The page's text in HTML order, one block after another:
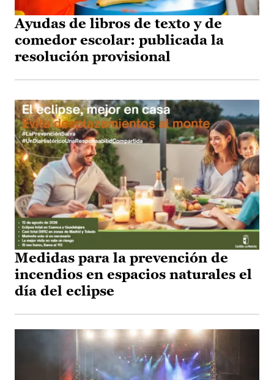
Ayudas de libros de texto y de
comedor escolar: publicada la
resolución provisional
Medidas para la prevención de
incendios en espacios naturales el
día del eclipse